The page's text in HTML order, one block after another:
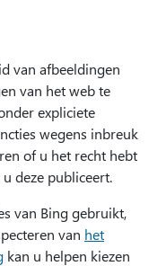
van afbeeldingen
van het web te
expliciete
wegens inbreuk
of u het recht hebt
deze publiceert.
van Bing gebruikt,
van het
kan u helpen kiezen